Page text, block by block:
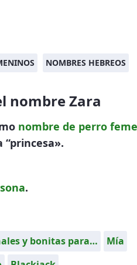
NOMBRES HEBREOS
nombre Zara
nombre de perro
“princesa».
.
y bonitas para…
Mía